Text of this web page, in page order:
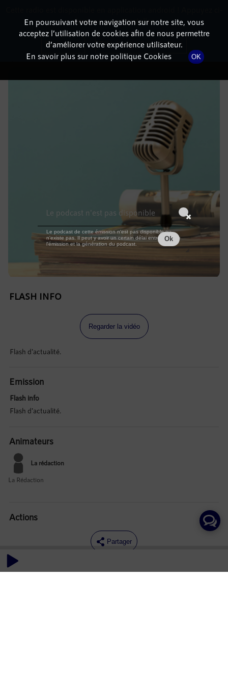
DÉTAILS DE L'ÉPISODE
15 janvier 2022à 5h59, durée : Invalid date
FLASH INFO
Regarder la vidéo
Flash d'actualité.
Emission
Flash info
Flash d'actualité.
Animateurs
La rédaction
La Rédaction
Actions
Partager
Commentaires
En poursuivant votre navigation sur notre site, vous
acceptez l’utilisation de cookies afin de nous permettre
d’améliorer votre expérience utilisateur.
En savoir plus sur notre politique Cookies
OK
dessous pour l'installer.
Non merci Télécharger l'application
Le podcast n'est pas disponible
Le podcast de cette émission n'est pas disponible ou
n'existe pas. Il peut y avoir un certain délai entre la fin de
l'émission et la génération du podcast.
Ok